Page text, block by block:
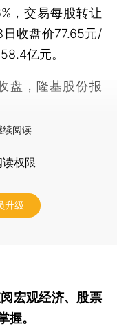
，交易每股转让
收盘价77.65元/
亿元。
，隆基股份报
续阅读
读权限
升级
阅宏观经济、股票
握。